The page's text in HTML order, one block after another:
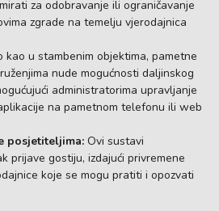
za odobravanje ili ograničavanje
zgrade na temelju vjerodajnica
kao u stambenim objektima, pametne
nude mogućnosti daljinskog
administratorima upravljanje
na pametnom telefonu ili web
posjetiteljima: Ovi sustavi
prijave gostiju, izdajući privremene
koje se mogu pratiti i opozvati